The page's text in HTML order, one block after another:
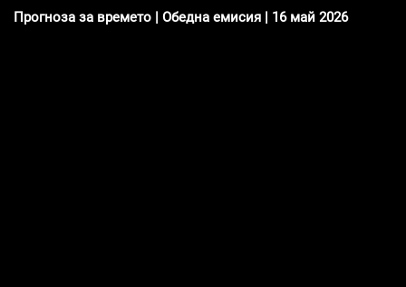
Прогноза за времето | Обедна емисия | 16 май 2026